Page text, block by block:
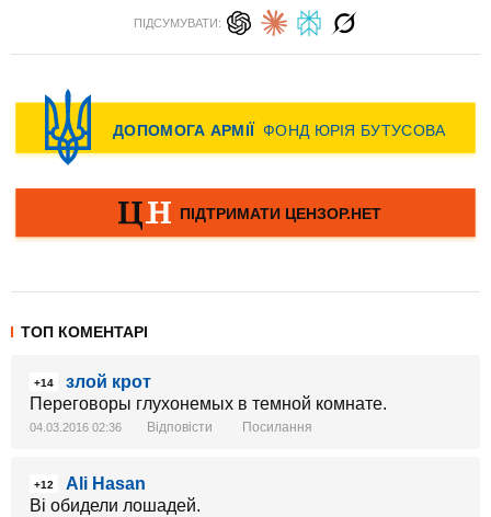
ПІДСУМУВАТИ:
ТОП КОМЕНТАРІ
+14
злой крот
Переговоры глухонемых в темной комнате.
04.03.2016 02:36 Відповісти Посилання
+12
Ali Hasan
Ві обидели лошадей.